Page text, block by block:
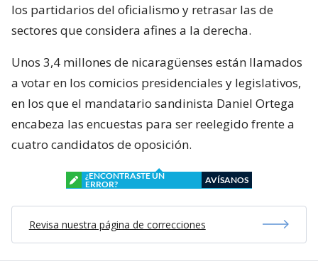
los partidarios del oficialismo y retrasar las de
sectores que considera afines a la derecha.
Unos 3,4 millones de nicaragüenses están llamados
a votar en los comicios presidenciales y legislativos,
en los que el mandatario sandinista Daniel Ortega
encabeza las encuestas para ser reelegido frente a
cuatro candidatos de oposición.
¿ENCONTRASTE UN
ERROR?
AVÍSANOS
Revisa nuestra página de correcciones